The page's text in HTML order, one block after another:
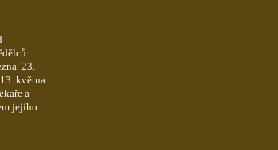
23.
května
a
jejího